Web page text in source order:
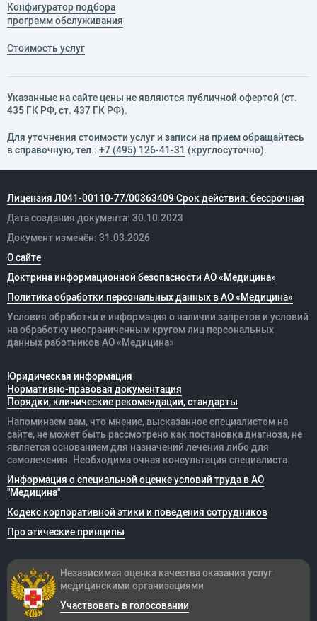
Конфигуратор подбора
программ обслуживания
Стоимость услуг
Указанные на сайте цены не являются публичной офертой (ст.
435 ГК РФ, cт. 437 ГК РФ).
Для уточнения стоимости услуг и записи на прием обращайтесь
в справочную, тел.: +7 (495) 126-41-31 (круглосуточно).
Лицензия Л041-00110-77/00363409 Срок действия: бессрочная
Дата создания документа: 30.10.2023
Документ изменён: 31.03.2026
О сайте
Доктрина информационной безопасности АО «Медицина»
Политика обработки персональных данных в АО «Медицина»
Условия обработки и информация о наличии запретов и условий
на обработку неограниченным кругом лиц персональных
данных работников АО «Медицина»
Юридическая информация
Нормативно-правовая документация
Порядки, клинические рекомендации, стандарты
Напоминаем вам, что мнение, высказанное специалистом на
сайте, не может быть рассмотрено как постановка диагноза, не
является основанием для назначений лечения либо для
самолечения. Необходима очная консультация специалиста.
Информация о специальной оценке условий труда в АО
"Медицина"
Кодекс корпоративной этики и поведения сотрудников
Про этические принципы
Независимая оценка качества оказания услуг
медицинскими организациями
Участвовать в голосовании